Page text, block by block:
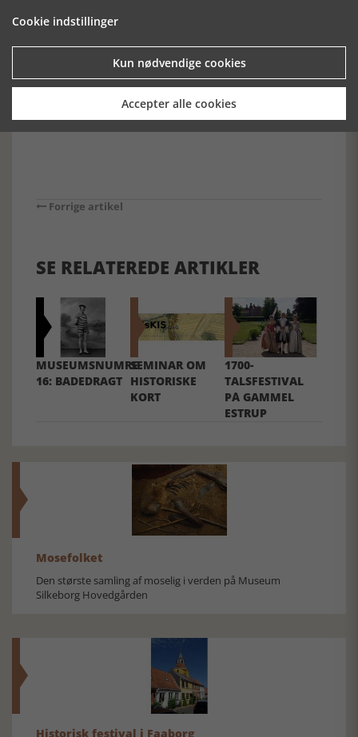
undersøge. Nu har museet har fået 100.000 kr. til at
færdiggøre undersøgelsen af denne hustomt fra ældre
jernalder.
Historie-online.dk, den 25. juni 2018
Forrige artikel
SE RELATEREDE ARTIKLER
MUSEUMSNUMRE
16: BADEDRAGT
SEMINAR OM
HISTORISKE
KORT
1700-
TALSFESTIVAL
PÅ GAMMEL
ESTRUP
Mosefolket
Den største samling af moselig i verden på Museum
Silkeborg Hovedgården
Historisk festival i Faaborg
Cookie indstillinger
Kun nødvendige cookies
Accepter alle cookies